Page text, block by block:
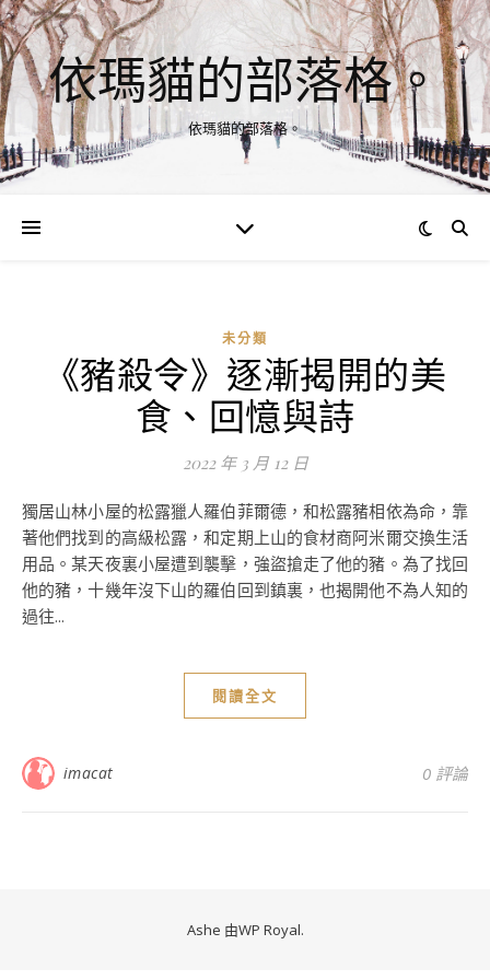
依瑪貓的部落格。
依瑪貓的部落格。
未分類
《豬殺令》逐漸揭開的美
食、回憶與詩
2022 年 3 月 12 日
獨居山林小屋的松露獵人羅伯菲爾德，和松露豬相依為命，靠
著他們找到的高級松露，和定期上山的食材商阿米爾交換生活
用品。某天夜裏小屋遭到襲擊，強盜搶走了他的豬。為了找回
他的豬，十幾年沒下山的羅伯回到鎮裏，也揭開他不為人知的
過往...
閱讀全文
imacat 0 評論
Ashe 由WP Royal.